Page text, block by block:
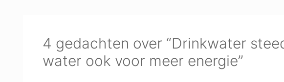
4 gedachten over “Drinkwater
water ook voor meer energie”